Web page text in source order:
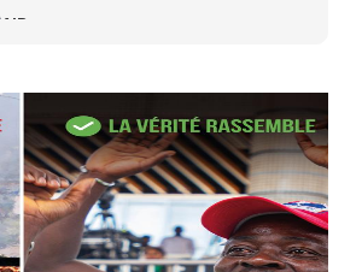
AIP
Camara tué lors d’attaques...
22 avr. 2026, 16:41
Des bureaux ravagés dans un
incendie survenu à la mairie...
AIP